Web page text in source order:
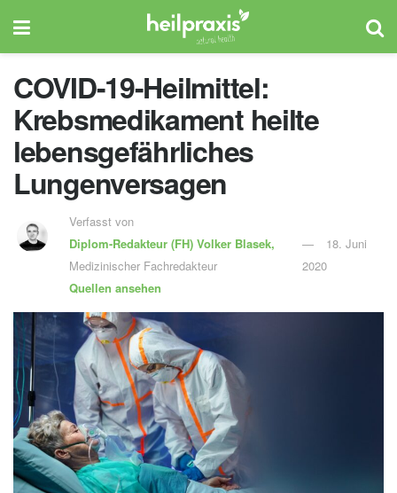
COVID-19-Heilmittel:
Krebsmedikament heilte
lebensgefährliches
Lungenversagen
Verfasst von
Diplom-Redakteur (FH)Volker Blasek,
Medizinischer Fachredakteur
Quellen ansehen
18. Juni
2020